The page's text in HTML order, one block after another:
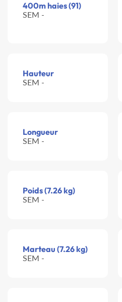
400m haies (91)
SEM -
Hauteur
SEM -
Longueur
SEM -
Poids (7.26 kg)
SEM -
Marteau (7.26 kg)
SEM -